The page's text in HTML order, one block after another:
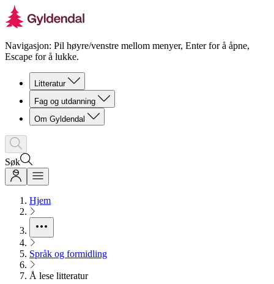
Navigasjon: Pil høyre/venstre mellom menyer, Enter for å åpne,
Escape for å lukke.
Litteratur
Fag og utdanning
Om Gyldendal
Søk
Hjem
Språk og formidling
Å lese litteratur